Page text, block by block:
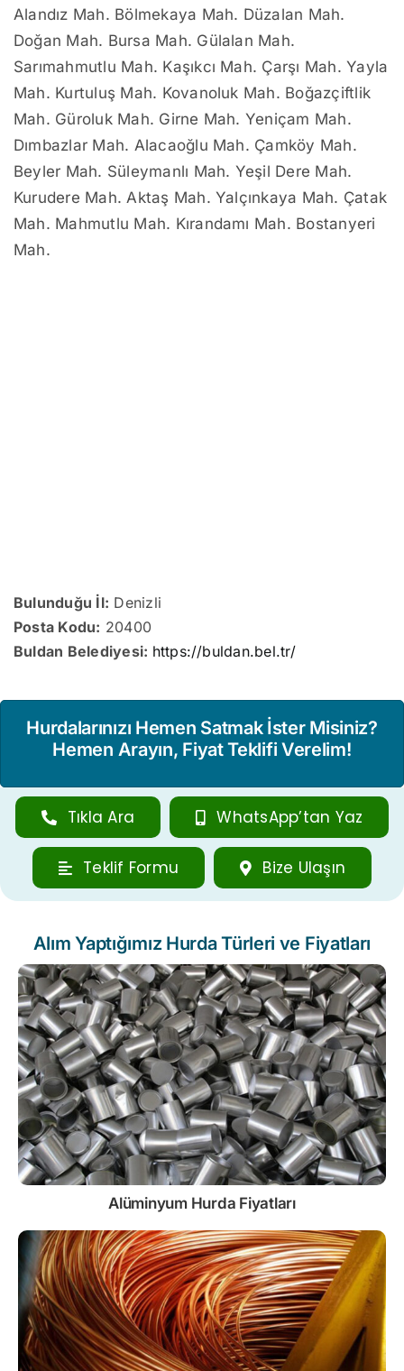
Alandız Mah. Bölmekaya Mah. Düzalan Mah.
Doğan Mah. Bursa Mah. Gülalan Mah.
Sarımahmutlu Mah. Kaşıkcı Mah. Çarşı Mah. Yayla
Mah. Kurtuluş Mah. Kovanoluk Mah. Boğazçiftlik
Mah. Güroluk Mah. Girne Mah. Yeniçam Mah.
Dımbazlar Mah. Alacaoğlu Mah. Çamköy Mah.
Beyler Mah. Süleymanlı Mah. Yeşil Dere Mah.
Kurudere Mah. Aktaş Mah. Yalçınkaya Mah. Çatak
Mah. Mahmutlu Mah. Kırandamı Mah. Bostanyeri
Mah.
Bulunduğu İl: Denizli
Posta Kodu: 20400
Buldan Belediyesi: https://buldan.bel.tr/
Hurdalarınızı Hemen Satmak İster Misiniz?
Hemen Arayın, Fiyat Teklifi Verelim!
Tıkla Ara WhatsApp’tan Yaz
Teklif Formu Bize Ulaşın
Alım Yaptığımız Hurda Türleri ve Fiyatları
Alüminyum Hurda Fiyatları